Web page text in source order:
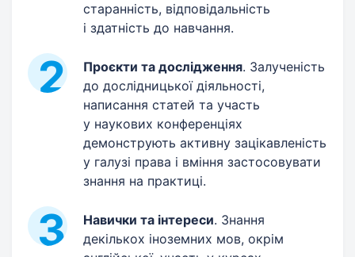
старанність, відповідальність
і здатність до навчання.
Проєкти та дослідження. Залученість
до дослідницької діяльності,
написання статей та участь
у наукових конференціях
демонструють активну зацікавленість
у галузі права і вміння застосовувати
знання на практиці.
Навички та інтереси. Знання
декількох іноземних мов, окрім